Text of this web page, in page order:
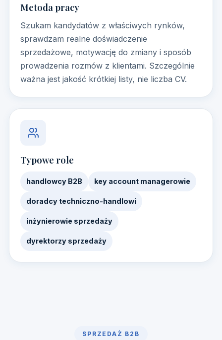
Metoda pracy
Szukam kandydatów z właściwych rynków,
sprawdzam realne doświadczenie
sprzedażowe, motywację do zmiany i sposób
prowadzenia rozmów z klientami. Szczególnie
ważna jest jakość krótkiej listy, nie liczba CV.
Typowe role
handlowcy B2B key account managerowie
doradcy techniczno-handlowi
inżynierowie sprzedaży
dyrektorzy sprzedaży
SPRZEDAŻ B2B